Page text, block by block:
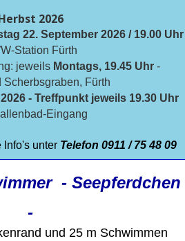
2026
22. September 2026 / 19.00 Uhr
Station Fürth
jeweils Montags, 19.45 Uhr -
Scherbsgraben, Fürth
- Treffpunkt jeweils 19.30 Uhr
Eingang
Info's unter Telefon 0911 / 75 48 09
- Seepferdchen
-
und 25 m Schwimmen